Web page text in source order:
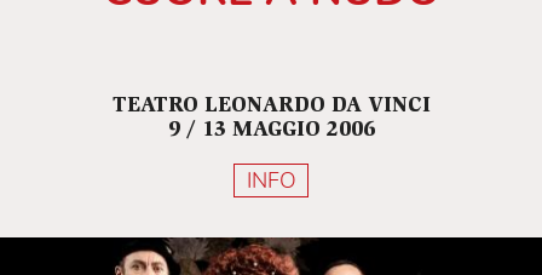
TEATRO LEONARDO DA VINCI
9 / 13 MAGGIO 2006
INFO